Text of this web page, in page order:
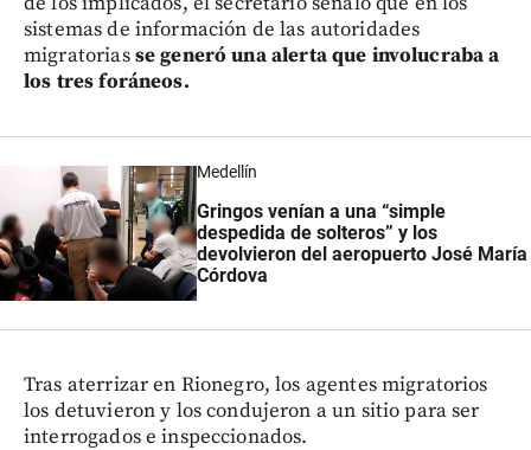
sistemas de información de las autoridades
migratoriasse generó una alerta que involucraba a
los tres foráneos.
Medellín
Gringos venían a una “simple
despedida de solteros” y los
devolvieron del aeropuerto José María
Córdova
Tras aterrizar en Rionegro, los agentes migratorios
los detuvieron y los condujeron a un sitio para ser
interrogados e inspeccionados.